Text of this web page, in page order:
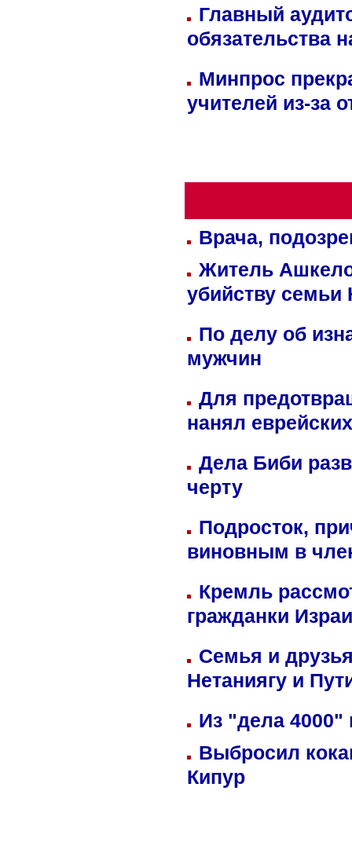
Главный
обязательства
Минпрос
учителей из-за
Врача,
Житель
убийству семьи
По делу об
мужчин
Для
нанял
Дела Биби
черту
Подросток,
виновным в
Кремль
гражданки
Семья и
Нетаниягу и
Из "дела 4000"
Выбросил
Кипур